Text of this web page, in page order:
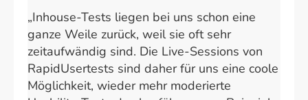
„Inhouse-Tests liegen bei uns schon eine
ganze Weile zurück, weil sie oft sehr
zeitaufwändig sind. Die Live-Sessions von
RapidUsertests sind daher für uns eine coole
Möglichkeit, wieder mehr moderierte